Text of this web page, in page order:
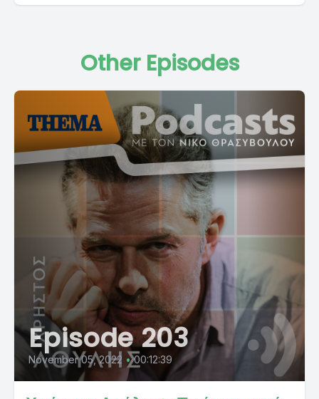
Other Episodes
Episode 203
November 05, 2022 • 00:12:39